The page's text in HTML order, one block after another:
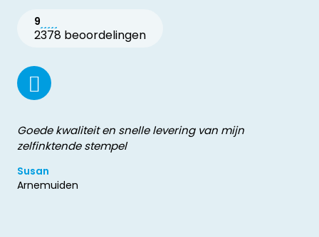
9
2378 beoordelingen
Goede kwaliteit en snelle levering van mijn
zelfinktende stempel
Susan
Arnemuiden